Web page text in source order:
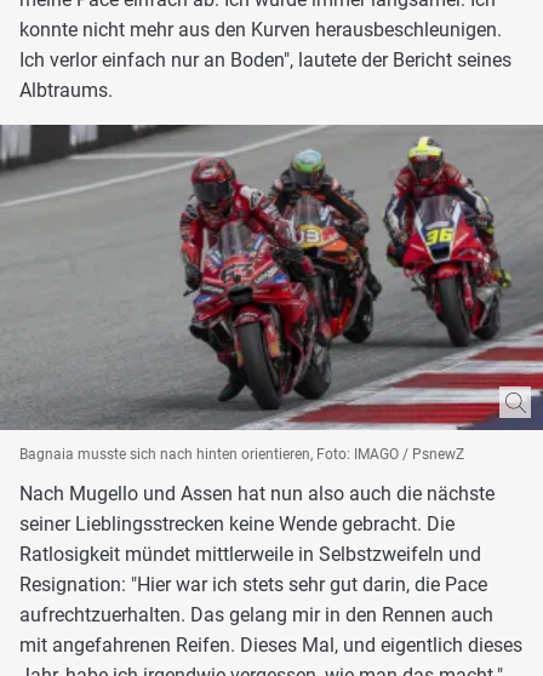
konnte nicht mehr aus den Kurven herausbeschleunigen.
Ich verlor einfach nur an Boden", lautete der Bericht seines
Albtraums.
Bagnaia musste sich nach hinten orientieren, Foto: IMAGO / PsnewZ
Nach Mugello und Assen hat nun also auch die nächste
seiner Lieblingsstrecken keine Wende gebracht. Die
Ratlosigkeit mündet mittlerweile in Selbstzweifeln und
Resignation: "Hier war ich stets sehr gut darin, die Pace
aufrechtzuerhalten. Das gelang mir in den Rennen auch
mit angefahrenen Reifen. Dieses Mal, und eigentlich dieses